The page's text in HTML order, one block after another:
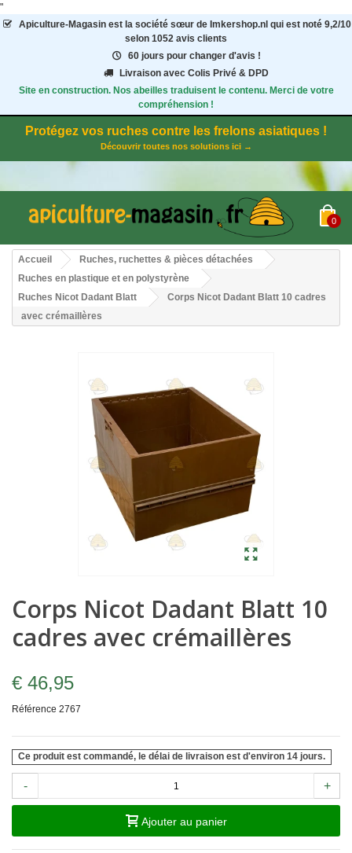
"
Apiculture-Magasinest la société sœur de Imkershop.nl qui est noté 9,2/10
selon 1052 avis clients
60 jours pour changer d'avis !
Livraison avec Colis Privé & DPD
Site en construction. Nos abeilles traduisent le contenu. Merci de votre
compréhension !
Protégez vos ruches contre les frelons asiatiques !
Découvrir toutes nos solutions ici →
0
Accueil
Ruches, ruchettes & pièces détachées
Ruches en plastique et en polystyrène
Ruches Nicot Dadant Blatt
Corps Nicot Dadant Blatt 10 cadres
avec crémaillères
Corps Nicot Dadant Blatt 10
cadres avec crémaillères
€ 46,95
Référence 2767
Ce produit est commandé, le délai de livraison est d'environ 14 jours.
- +
Ajouter au panier